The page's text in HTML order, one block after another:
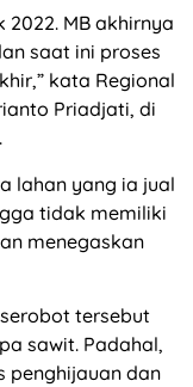
2022. MB akhirnya
saat ini proses
kata Regional
Priadjati, di
lahan yang ia jual
tidak memiliki
menegaskan
tersebut
sawit. Padahal,
penghijauan dan